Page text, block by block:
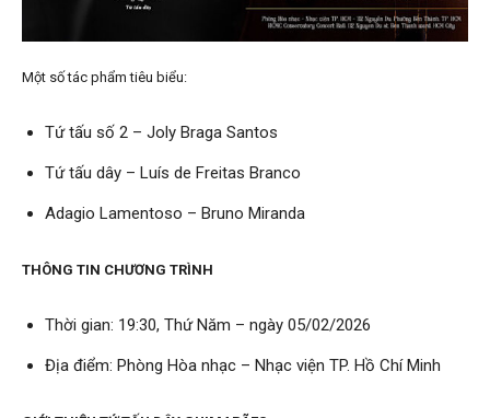
Một số tác phẩm tiêu biểu:
Tứ tấu số 2 – Joly Braga Santos
Tứ tấu dây – Luís de Freitas Branco
Adagio Lamentoso – Bruno Miranda
THÔNG TIN CHƯƠNG TRÌNH
Thời gian: 19:30, Thứ Năm – ngày 05/02/2026
Địa điểm: Phòng Hòa nhạc – Nhạc viện TP. Hồ Chí Minh